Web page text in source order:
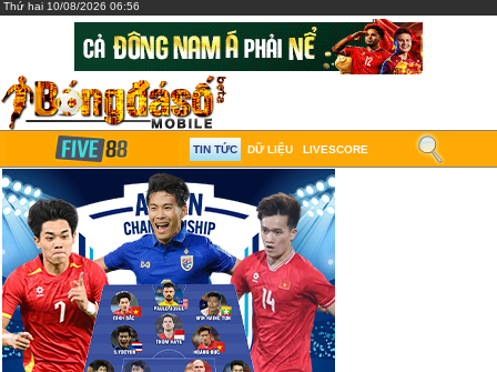
Thứ hai 10/08/2026 06:56
TIN TỨC DỮ LIỆU LIVESCORE